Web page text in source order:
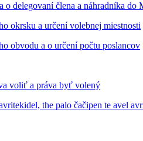
o delegovaní člena a náhradníka
okrsku a určení volebnej miestnosti
obvodu a o určení počtu poslancov
voliť a práva byť volený
the palo čačipen te avel